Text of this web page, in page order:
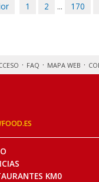
1 2 ... 170
FAQ MAPA WEB
KM0